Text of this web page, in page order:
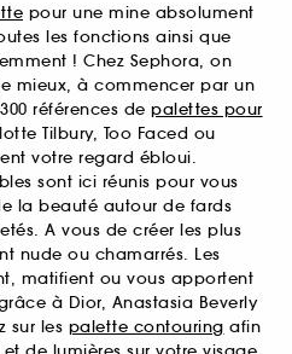
pour une mine absolument
les fonctions ainsi que
! Chez Sephora, on
mieux, à commencer par un
références de palettes pour
Tilbury, Too Faced ou
votre regard ébloui.
sont ici réunis pour vous
la beauté autour de fards
A vous de créer les plus
nude ou chamarrés. Les
matifient ou vous apportent
à Dior, Anastasia Beverly
sur les palette contouring afin